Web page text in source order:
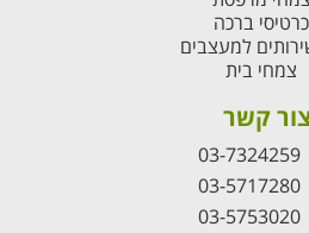
כרטיסי ברכה
למעצבים
צמחי בית
קשר
03-7324259
03-5717280
03-5753020